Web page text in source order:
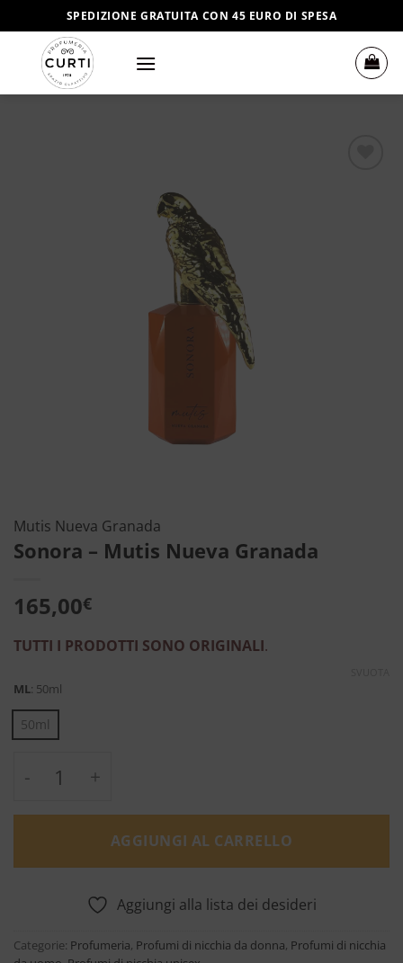
ai
contenuti
SPEDIZIONE GRATUITA CON 45 EURO DI SPESA
Mutis Nueva Granada
Sonora – Mutis Nueva Granada
165,00€
TUTTI I PRODOTTI SONO ORIGINALI.
ML: 50ml
50ml
Sonora - Mutis Nueva Granada quantità
AGGIUNGI AL CARRELLO
Aggiungi alla lista dei desideri
Categorie: Profumeria, Profumi di nicchia da donna, Profumi di nicchia